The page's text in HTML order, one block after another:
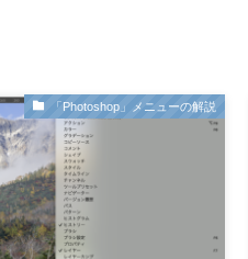
「Photoshop」メニューの解説